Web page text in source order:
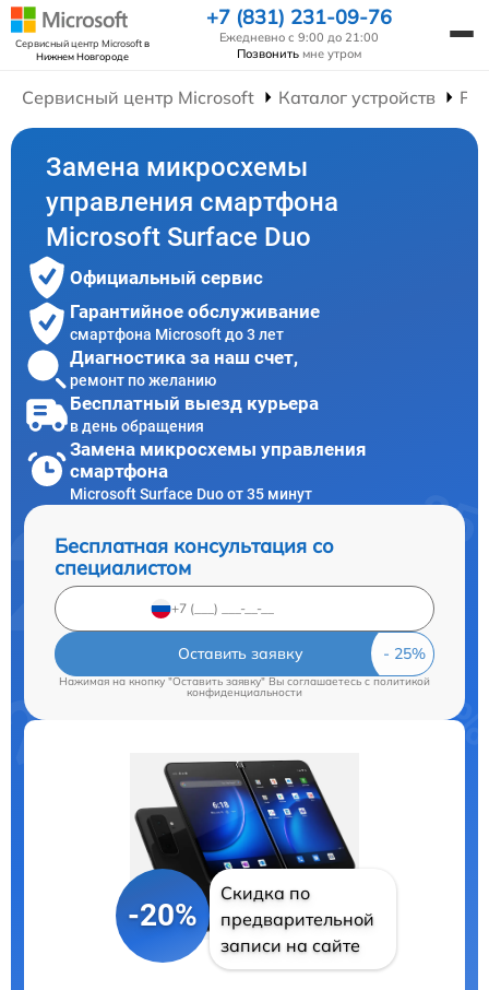
Сервисный центр Microsoftв
Нижнем Новгороде
+7 (831) 231-09-76
Ежедневно с 9:00 до 21:00
Позвонить мне утром
Сервисный центр Microsoft Каталог устройств
Замена микросхемы
управления смартфона
Microsoft Surface Duo
Официальный сервис
Гарантийное обслуживание
смартфона Microsoft до 3 лет
Диагностика за наш счет,
ремонт по желанию
Бесплатный выезд курьера
в день обращения
Замена микросхемы управления
смартфона
Microsoft Surface Duo от 35 минут
Бесплатная консультация со
специалистом
Оставить заявку
Нажимая на кнопку "Оставить заявку" Вы соглашаетесь cполитикой
конфиденциальности
-20%
Скидка по
предварительной
записи на сайте